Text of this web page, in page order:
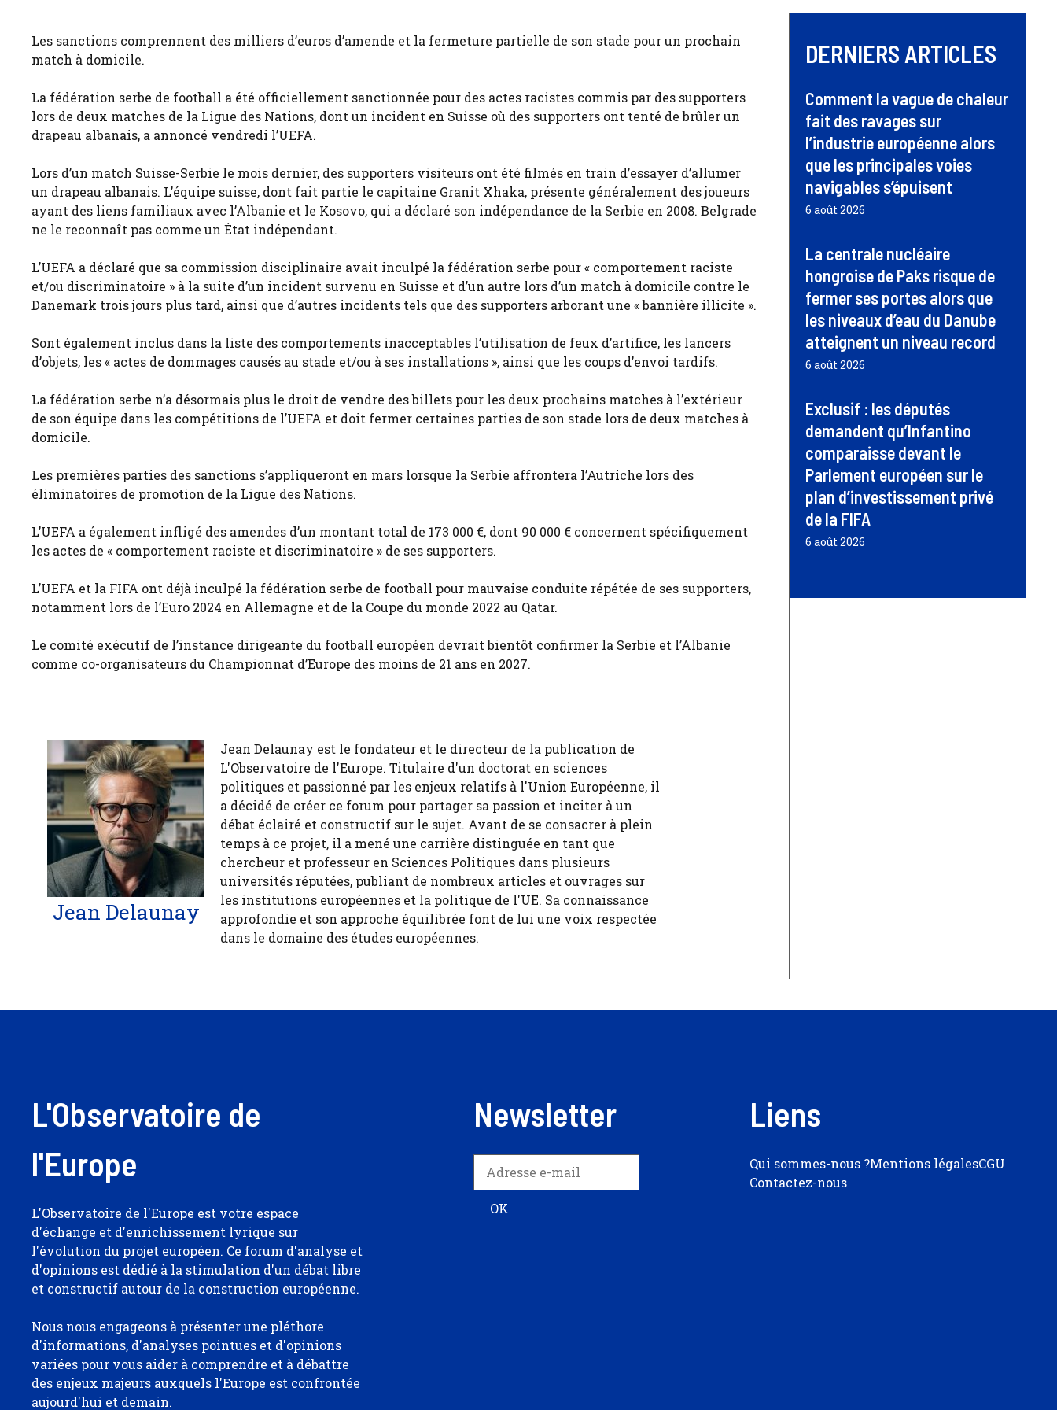
Les sanctions comprennent des milliers d’euros d’amende et la fermeture partielle de son stade pour un prochain
match à domicile.
La fédération serbe de football a été officiellement sanctionnée pour des actes racistes commis par des supporters
lors de deux matches de la Ligue des Nations, dont un incident en Suisse où des supporters ont tenté de brûler un
drapeau albanais, a annoncé vendredi l’UEFA.
Lors d’un match Suisse-Serbie le mois dernier, des supporters visiteurs ont été filmés en train d’essayer d’allumer
un drapeau albanais. L’équipe suisse, dont fait partie le capitaine Granit Xhaka, présente généralement des joueurs
ayant des liens familiaux avec l’Albanie et le Kosovo, qui a déclaré son indépendance de la Serbie en 2008. Belgrade
ne le reconnaît pas comme un État indépendant.
L’UEFA a déclaré que sa commission disciplinaire avait inculpé la fédération serbe pour « comportement raciste
et/ou discriminatoire » à la suite d’un incident survenu en Suisse et d’un autre lors d’un match à domicile contre le
Danemark trois jours plus tard, ainsi que d’autres incidents tels que des supporters arborant une « bannière illicite ».
Sont également inclus dans la liste des comportements inacceptables l’utilisation de feux d’artifice, les lancers
d’objets, les « actes de dommages causés au stade et/ou à ses installations », ainsi que les coups d’envoi tardifs.
La fédération serbe n’a désormais plus le droit de vendre des billets pour les deux prochains matches à l’extérieur
de son équipe dans les compétitions de l’UEFA et doit fermer certaines parties de son stade lors de deux matches à
domicile.
Les premières parties des sanctions s’appliqueront en mars lorsque la Serbie affrontera l’Autriche lors des
éliminatoires de promotion de la Ligue des Nations.
L’UEFA a également infligé des amendes d’un montant total de 173 000 €, dont 90 000 € concernent spécifiquement
les actes de « comportement raciste et discriminatoire » de ses supporters.
L’UEFA et la FIFA ont déjà inculpé la fédération serbe de football pour mauvaise conduite répétée de ses supporters,
notamment lors de l’Euro 2024 en Allemagne et de la Coupe du monde 2022 au Qatar.
Le comité exécutif de l’instance dirigeante du football européen devrait bientôt confirmer la Serbie et l’Albanie
comme co-organisateurs du Championnat d’Europe des moins de 21 ans en 2027.
Jean Delaunay
Jean Delaunay est le fondateur et le directeur de la publication de
L'Observatoire de l'Europe. Titulaire d'un doctorat en sciences
politiques et passionné par les enjeux relatifs à l'Union Européenne, il
a décidé de créer ce forum pour partager sa passion et inciter à un
débat éclairé et constructif sur le sujet. Avant de se consacrer à plein
temps à ce projet, il a mené une carrière distinguée en tant que
chercheur et professeur en Sciences Politiques dans plusieurs
universités réputées, publiant de nombreux articles et ouvrages sur
les institutions européennes et la politique de l'UE. Sa connaissance
approfondie et son approche équilibrée font de lui une voix respectée
dans le domaine des études européennes.
DERNIERS ARTICLES
Comment la vague de chaleur
fait des ravages sur
l’industrie européenne alors
que les principales voies
navigables s’épuisent
6 août 2026
La centrale nucléaire
hongroise de Paks risque de
fermer ses portes alors que
les niveaux d’eau du Danube
atteignent un niveau record
6 août 2026
Exclusif : les députés
demandent qu’Infantino
comparaisse devant le
Parlement européen sur le
plan d’investissement privé
de la FIFA
6 août 2026
L'Observatoire de
l'Europe
L'Observatoire de l'Europe est votre espace
d'échange et d'enrichissement lyrique sur
l'évolution du projet européen. Ce forum d'analyse et
d'opinions est dédié à la stimulation d'un débat libre
et constructif autour de la construction européenne.
Nous nous engageons à présenter une pléthore
d'informations, d'analyses pointues et d'opinions
variées pour vous aider à comprendre et à débattre
des enjeux majeurs auxquels l'Europe est confrontée
aujourd'hui et demain.
Newsletter Liens
Qui sommes-nous ?Mentions légalesCGU
Contactez-nous